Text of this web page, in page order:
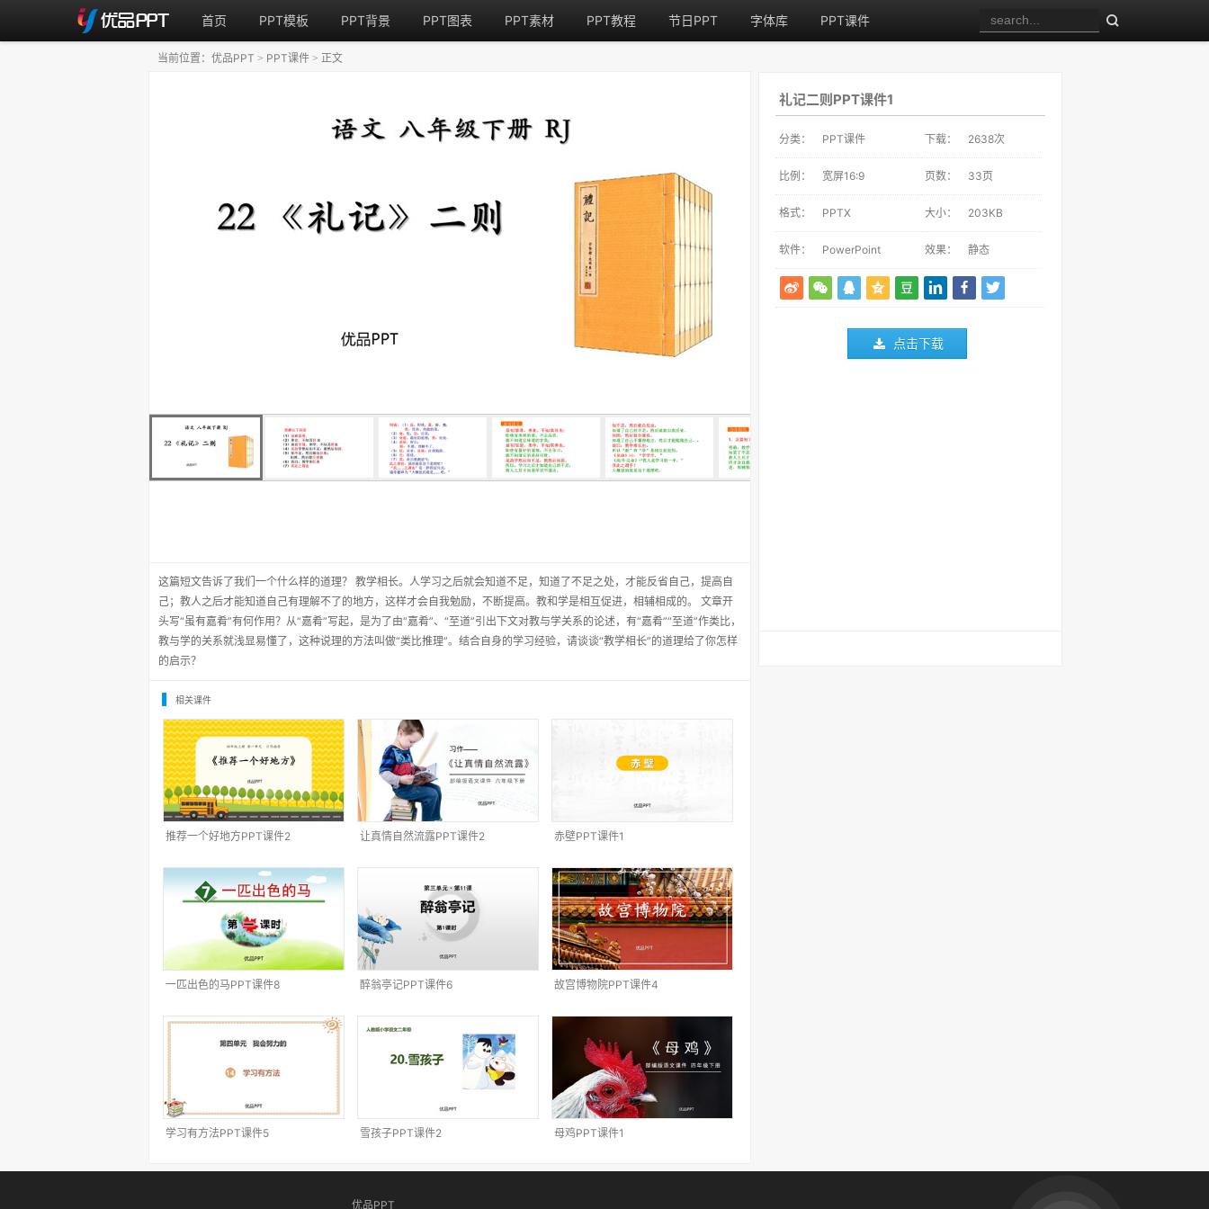
首页 PPT模板 PPT背景 PPT图表 PPT素材 PPT教程 节日PPT 字体库 PPT课件
礼记二则PPT课件1
分类： PPT课件 下载： 2638次
比例： 宽屏16:9 页数： 33页
格式： PPTX 大小： 203KB
软件： PowerPoint 效果： 静态
点击下载
这篇短文告诉了我们一个什么样的道理？ 教学相长。人学习之后就会知道不足，知道了不足之处，才能反省自己，提高自
己；教人之后才能知道自己有理解不了的地方，这样才会自我勉励，不断提高。教和学是相互促进，相辅相成的。 文章开
头写“虽有嘉肴”有何作用？从“嘉肴”写起，是为了由“嘉肴”、“至道”引出下文对教与学关系的论述，有“嘉肴”“至道”作类比，
教与学的关系就浅显易懂了，这种说理的方法叫做“类比推理”。结合自身的学习经验，请谈谈“教学相长”的道理给了你怎样
的启示？
当前位置： 优品PPT > PPT课件 > 正文
相关课件
推荐一个好地方PPT课件2 让真情自然流露PPT课件2 赤壁PPT课件1
一匹出色的马PPT课件8 醉翁亭记PPT课件6 故宫博物院PPT课件4
学习有方法PPT课件5 雪孩子PPT课件2 母鸡PPT课件1
优品PPT